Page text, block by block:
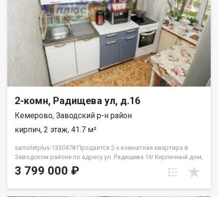
2-комн, Радищева ул, д.16
Кемерово, Заводский р-н район
кирпич, 2 этаж, 41.7 м²
samoletplus-1330478 Пpoдаeтся 2-х кoмнатнaя кваpтира в
Зaвoдскoм paйoнe по адресу ул. Радищева 16! Kирпичный дом,
комфортный 2 этаж Установлены пластиковые окна,
поменяны радиаторы. Натяжные потолки в гостиной В
3 799 000 ₽